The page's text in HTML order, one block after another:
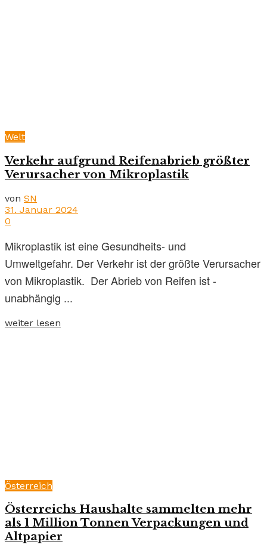
Welt
Verkehr aufgrund Reifenabrieb größter
Verursacher von Mikroplastik
von SN
31. Januar 2024
0
Mikroplastik ist eine Gesundheits- und
Umweltgefahr. Der Verkehr ist der größte Verursacher
von Mikroplastik. Der Abrieb von Reifen ist -
unabhängig ...
weiter lesen
Österreich
Österreichs Haushalte sammelten mehr
als 1 Million Tonnen Verpackungen und
Altpapier